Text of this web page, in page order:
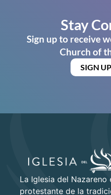
Stay
Sign up to receive
Church of
SIGN
La Iglesia del Nazareno
protestante de la